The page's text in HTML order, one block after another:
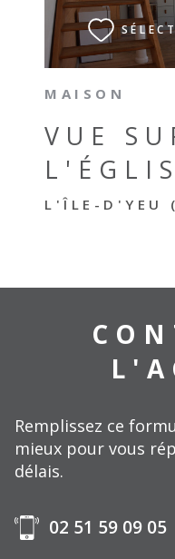
MAISON
VUE
L'ÎLE-D'YEU
Remplissez ce
mieux pour vous
délais.
02 51 59 09 05